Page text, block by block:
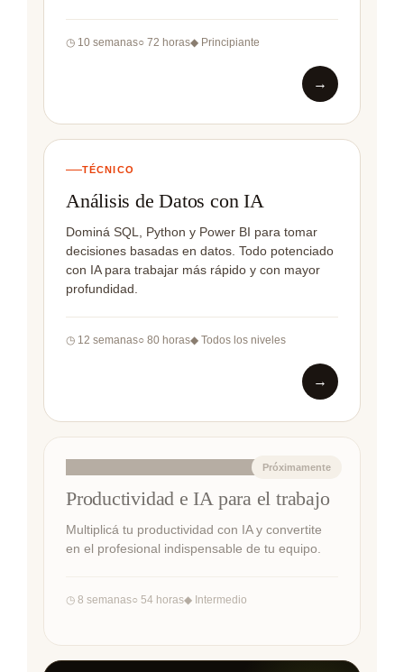
◷ 10 semanas○ 72 horas◆ Principiante
→
TÉCNICO
Análisis de Datos con IA
Dominá SQL, Python y Power BI para tomar
decisiones basadas en datos. Todo potenciado
con IA para trabajar más rápido y con mayor
profundidad.
◷ 12 semanas○ 80 horas◆ Todos los niveles
→
Productividad e IA para el trabajo
Multiplicá tu productividad con IA y convertite
en el profesional indispensable de tu equipo.
◷ 8 semanas○ 54 horas◆ Intermedio